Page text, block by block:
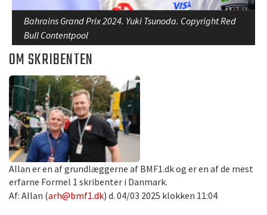
Bahrains Grand Prix 2024. Yuki Tsunoda. Copyright Red
Bull Contentpool
OM SKRIBENTEN
Allan er en af grundlæggerne af BMF1.dk og er en af de mest
erfarne Formel 1 skribenter i Danmark.
Af: Allan (arh@bmf1.dk) d. 04/03 2025 klokken 11:04